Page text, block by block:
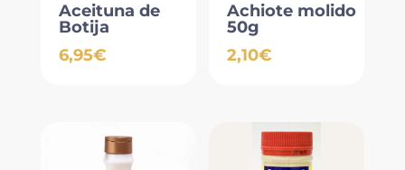
Aceituna de
Botija
6,95€
Achiote molido
50g
2,10€